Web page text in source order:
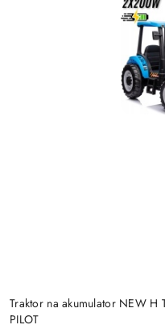
Traktor na akumulator NEW
PILOT